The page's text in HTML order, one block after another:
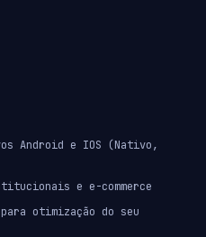
Android e IOS (Nativo,
e e-commerce
otimização do seu